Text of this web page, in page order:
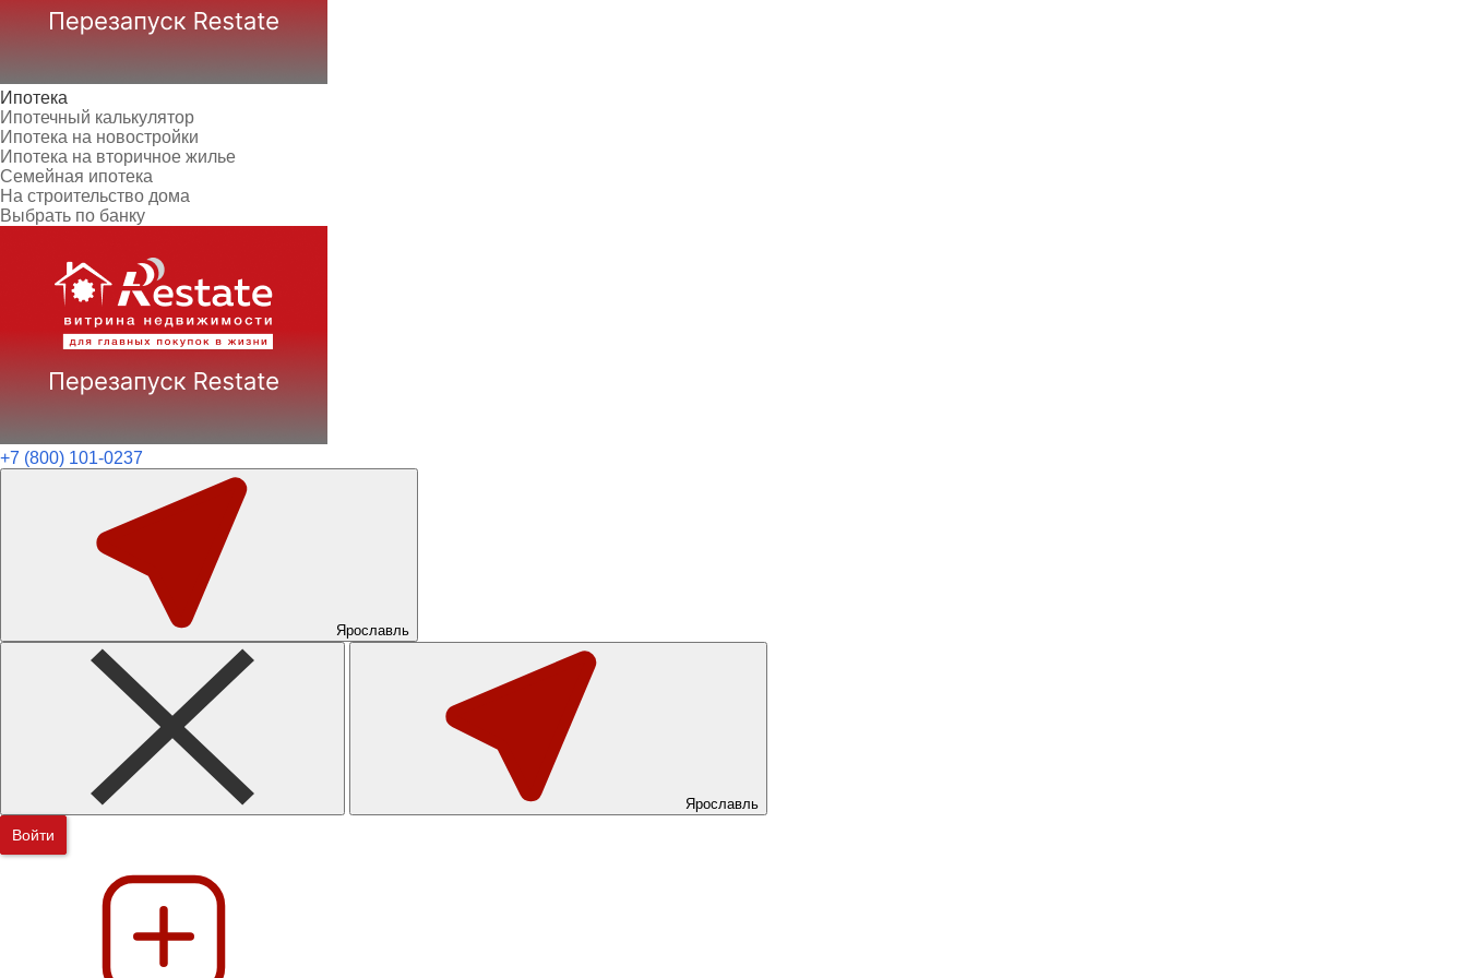
Ипотека
Ипотечный калькулятор
Ипотека на новостройки
Ипотека на вторичное жилье
Семейная ипотека
На строительство дома
Выбрать по банку
+7 (800) 101-0237
Ярославль
Ярославль
Войти